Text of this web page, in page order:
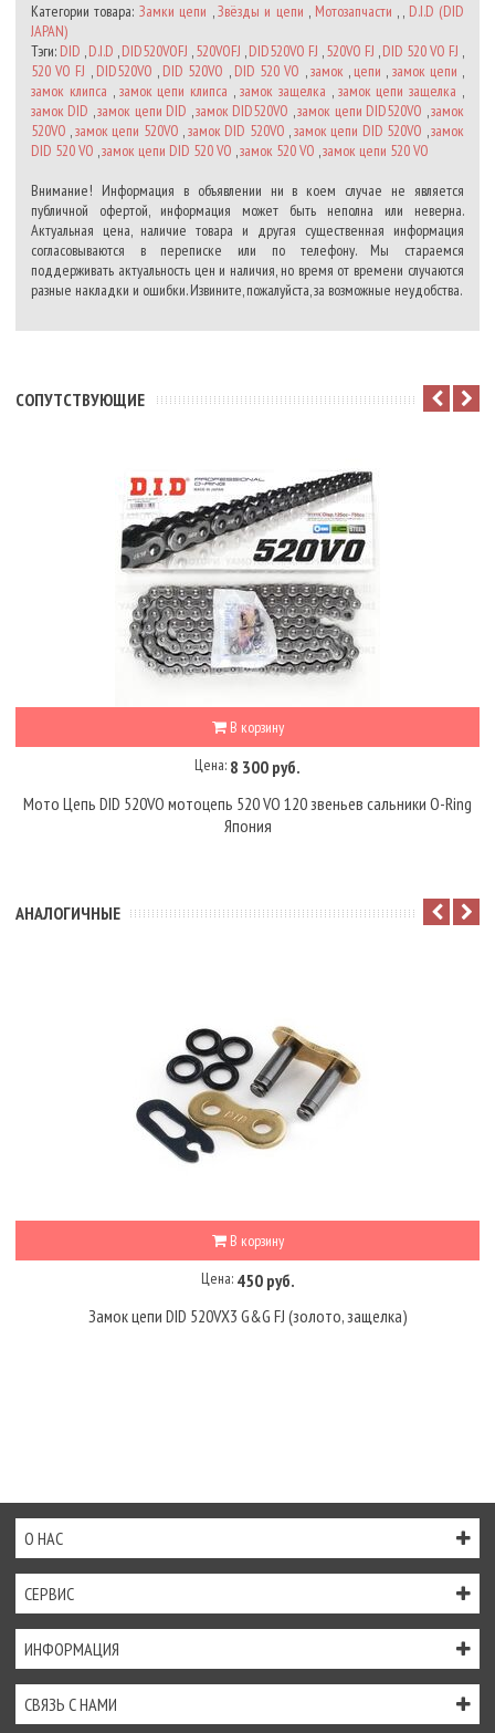
Категории товара: Замки цепи ,Звёзды и цепи , Мотозапчасти , , D.I.D (DID
JAPAN)
Тэги: DID ,D.I.D ,DID520VOFJ ,520VOFJ ,DID520VO FJ ,520VO FJ ,DID 520 VO FJ ,
520 VO FJ , DID520VO , DID 520VO , DID 520 VO ,замок , цепи , замок цепи ,
замок клипса , замок цепи клипса , замок защелка , замок цепи защелка ,
замок DID ,замок цепи DID ,замок DID520VO ,замок цепи DID520VO ,замок
520VO ,замок цепи 520VO ,замок DID 520VO ,замок цепи DID 520VO ,замок
DID 520 VO ,замок цепи DID 520 VO ,замок 520 VO ,замок цепи 520 VO
Внимание! Информация в объявлении ни в коем случае не является
публичной офертой, информация может быть неполна или неверна.
Актуальная цена, наличие товара и другая существенная информация
согласовываются в переписке или по телефону. Мы стараемся
поддерживать актуальность цен и наличия, но время от времени случаются
разные накладки и ошибки. Извините, пожалуйста, за возможные неудобства.
CОПУТСТВУЮЩИЕ
В корзину
Цена: 8 300 руб.
Мото Цепь DID 520VO мотоцепь 520 VO 120 звеньев сальники O-Ring
Япония
АНАЛОГИЧНЫЕ
В корзину
Цена: 450 руб.
Замок цепи DID 520VX3 G&G FJ (золото, защелка)
О НАС
СЕРВИС
ИНФОРМАЦИЯ
СВЯЗЬ С НАМИ